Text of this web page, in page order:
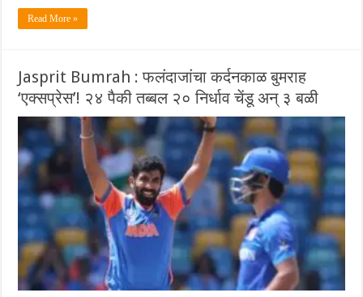
Read More »
Jasprit Bumrah : फलंदाजांचा कर्दनकाळ बुमराह
‘एक्सप्रेस’! २४ पैकी तब्बल २० निर्धाव चेंडू अन् ३ बळी